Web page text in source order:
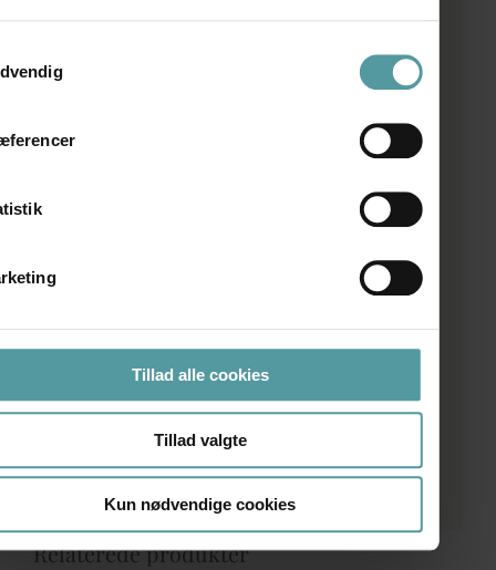
Tillad alle cookies
Tillad valgte
Kun nødvendige cookies
Jeg accepterer, at Fired Earth må gemme
Relaterede produkter